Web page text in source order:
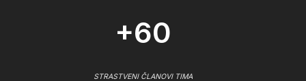
+60
STRASTVENI ČLANOVI TIMA